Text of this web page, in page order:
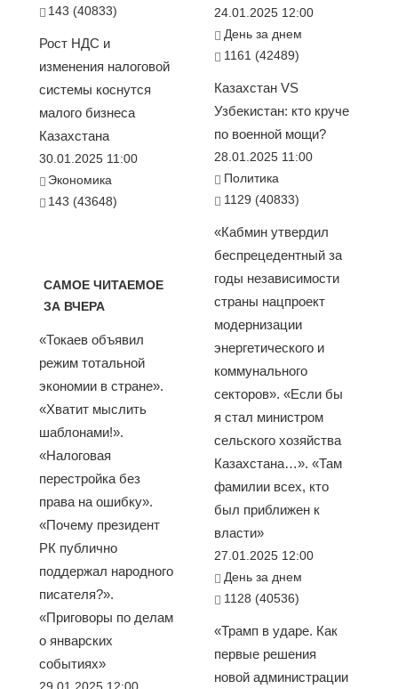
143 (40833)
Рост НДС и
изменения налоговой
системы коснутся
малого бизнеса
Казахстана
30.01.2025 11:00
Экономика
143 (43648)
САМОЕ ЧИТАЕМОЕ
ЗА ВЧЕРА
«Токаев объявил
режим тотальной
экономии в стране».
«Хватит мыслить
шаблонами!».
«Налоговая
перестройка без
права на ошибку».
«Почему президент
РК публично
поддержал народного
писателя?».
«Приговоры по делам
о январских
событиях»
24.01.2025 12:00
День за днем
1161 (42489)
Казахстан VS
Узбекистан: кто круче
по военной мощи?
28.01.2025 11:00
Политика
1129 (40833)
«Кабмин утвердил
беспрецедентный за
годы независимости
страны нацпроект
модернизации
энергетического и
коммунального
секторов». «Если бы
я стал министром
сельского хозяйства
Казахстана…». «Там
фамилии всех, кто
был приближен к
власти»
27.01.2025 12:00
День за днем
1128 (40536)
«Трамп в ударе. Как
первые решения
новой администрации